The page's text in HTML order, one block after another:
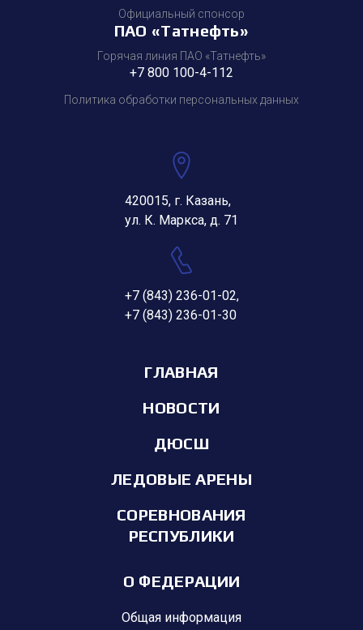
Официальный спонсор
ПАО «Татнефть»
Горячая линия ПАО «Татнефть»
+7 800 100-4-112
Политика обработки персональных данных
420015, г. Казань,
ул. К. Маркса, д. 71
+7 (843) 236-01-02,
+7 (843) 236-01-30
ГЛАВНАЯ
НОВОСТИ
ДЮСШ
ЛЕДОВЫЕ АРЕНЫ
СОРЕВНОВАНИЯ
РЕСПУБЛИКИ
О ФЕДЕРАЦИИ
Общая информация